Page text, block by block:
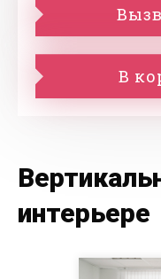
В
интерьере